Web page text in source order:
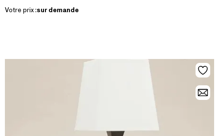
Votre prix :sur demande